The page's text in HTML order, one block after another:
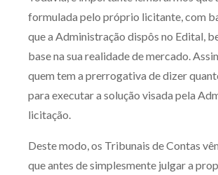
formulada pelo próprio licitante, com
que a Administração dispôs no Edital,
base na sua realidade de mercado.
quem tem a prerrogativa de dizer
para executar a solução visada pela
licitação.
Deste modo, os Tribunais de Contas
que antes de simplesmente julgar a